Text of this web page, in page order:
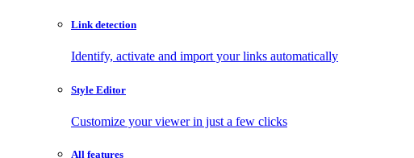
Link detection
Identify, activate and import your links automatically
Style Editor
Customize your viewer in just a few clicks
All features